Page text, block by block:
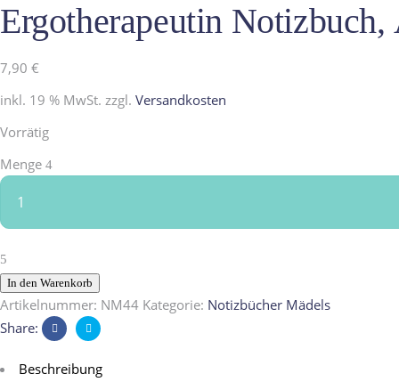
Ergotherapeutin
7,90 €
inkl. 19 % MwSt. zzgl. Versandkosten
Vorrätig
Ergotherapeutin
Notizbuch,
Ärgoterapeutin,
Berufe
aus
Kindermunde
quantity
Menge
In den Warenkorb
Artikelnummer: NM44 Kategorie: Notizbücher Mädels
Share:
Beschreibung